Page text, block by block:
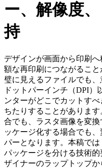
ー、解像度
持
デザインが画面から印刷
額な再印刷につながるこ
璧に見えるファイルでも
ドットパーインチ（DPI）
ンターがどこでカットす
ちたりすることがあります
合でも、ラスタ画像を変
ッケージ化する場合でも
パーとなります。本稿で
パッケージを分ける技術
ザイナーのラップトップ